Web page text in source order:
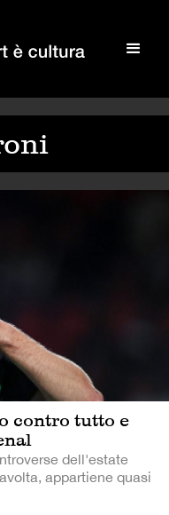
contro tutto e
dell'estate
appartiene quasi